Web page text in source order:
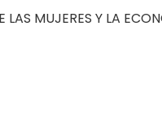
LAS MUJERES Y LA